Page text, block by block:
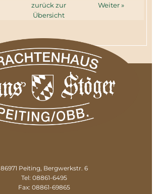
zurück zur
Übersicht
Weiter »
86971 Peiting, Bergwerkstr. 6
Tel: 08861-6495
Fax: 08861-69865